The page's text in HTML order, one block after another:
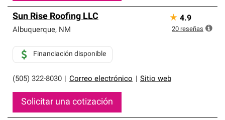
Sun Rise Roofing LLC
Albuquerque, NM
(505) 322-8030 Correo electrónico Sitio web
Financiación disponible
Solicitar una cotización
★ 4.9
20 reseñas